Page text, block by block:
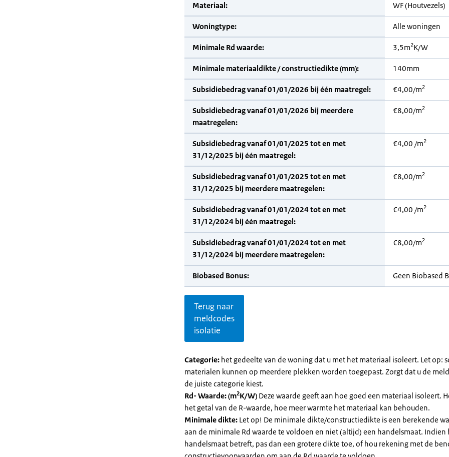
Materiaal: WF (Houtvezels)
Woningtype: Alle woningen
Minimale Rd waarde: 3,5m2K/W
Minimale materiaaldikte / constructiedikte (mm): 140mm
Subsidiebedrag vanaf 01/01/2026 bij één maatregel: €4,00/m2
Subsidiebedrag vanaf 01/01/2026 bij meerdere
maatregelen:
€8,00/m2
Subsidiebedrag vanaf 01/01/2025 tot en met
31/12/2025 bij één maatregel:
€4,00 /m2
Subsidiebedrag vanaf 01/01/2025 tot en met
31/12/2025 bij meerdere maatregelen:
€8,00/m2
Subsidiebedrag vanaf 01/01/2024 tot en met
31/12/2024 bij één maatregel:
€4,00 /m2
Subsidiebedrag vanaf 01/01/2024 tot en met
31/12/2024 bij meerdere maatregelen:
€8,00/m2
Biobased Bonus: Geen Biobased
Terug naar
meldcodes
isolatie
Categorie: het gedeelte van de woning dat u met het materiaal isoleert. Let op:
materialen kunnen op meerdere plekken worden toegepast. Zorgt dat u de
de juiste categorie kiest.
Rd- Waarde: (m2K/W) Deze waarde geeft aan hoe goed een materiaal isoleert.
het getal van de R-waarde, hoe meer warmte het materiaal kan behouden.
Minimale dikte: Let op! De minimale dikte/constructiedikte is een berekende
aan de minimale Rd waarde te voldoen en niet (altijd) een handelsmaat. Indien
handelsmaat betreft, pas dan een grotere dikte toe, of hou rekening met de